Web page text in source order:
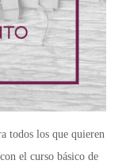
todos los que quieren
el curso básico de